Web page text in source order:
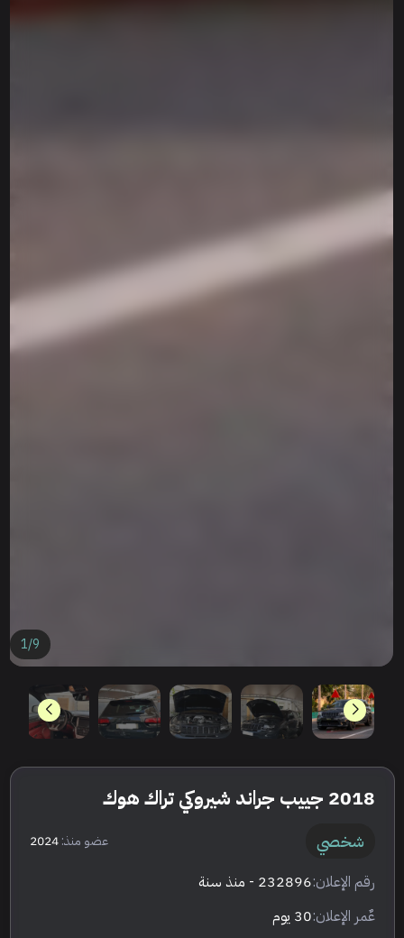
1/9
2018 جييب جراند شيروكي تراك هوك
شخصي عضو منذ:2024
رقم الإعلان:232896 - منذ سنة
عٌمر الإعلان:30 يوم